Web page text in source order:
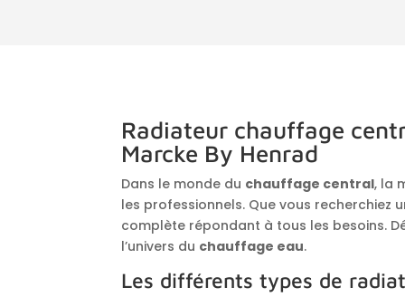
Radiateur chauffage
Marcke By Henrad
Dans le monde du chauffage central, la
les professionnels. Que vous recherchiez
complète répondant à tous les besoins.
l’univers du chauffage eau.
Les différents types de